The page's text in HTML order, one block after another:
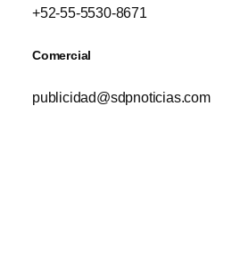
+52-55-5530-8671
Comercial
publicidad@sdpnoticias.com